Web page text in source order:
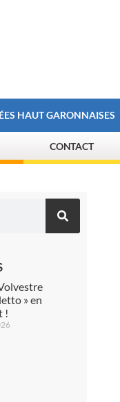
HAUT GARONNAISES
CONTACT
» en
!